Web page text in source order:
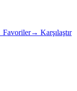
Favoriler→ Karşılaştır